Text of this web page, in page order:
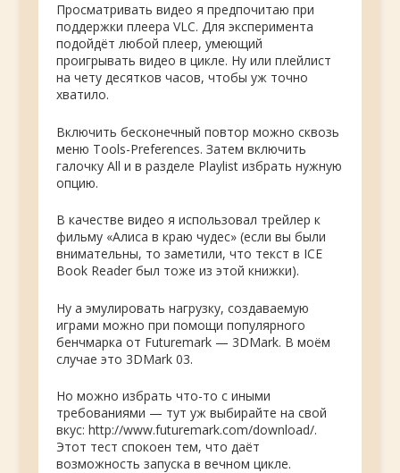
Просматривать видео я предпочитаю при
поддержки плеера VLC. Для эксперимента
подойдёт любой плеер, умеющий
проигрывать видео в цикле. Ну или плейлист
на чету десятков часов, чтобы уж точно
хватило.
Включить бесконечный повтор можно сквозь
меню Tools-Preferences. Затем включить
галочку All и в разделе Playlist избрать нужную
опцию.
В качестве видео я использовал трейлер к
фильму «Алиса в краю чудес» (если вы были
внимательны, то заметили, что текст в ICE
Book Reader был тоже из этой книжки).
Ну а эмулировать нагрузку, создаваемую
играми можно при помощи популярного
бенчмарка от Futuremark — 3DMark. В моём
случае это 3DMark 03.
Но можно избрать что-то с иными
требованиями — тут уж выбирайте на свой
вкус: http://www.futuremark.com/download/.
Этот тест спокоен тем, что даёт
возможность запуска в вечном цикле.